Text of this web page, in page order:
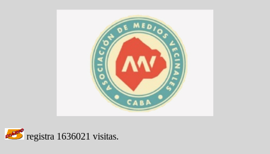
registra 1636021 visitas.